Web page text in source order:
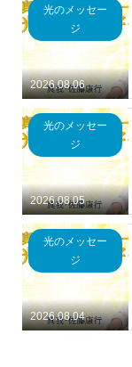
2026.08.06
光のメッセー
ジ
2026.08.05
光のメッセー
ジ
2026.08.04
光のメッセー
ジ